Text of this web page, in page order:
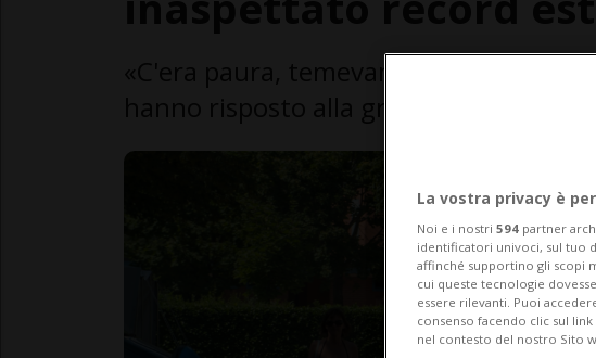
hanno risposto alla grande», esulta
La vostra privacy è
Noi e i nostri 594 partner
identificatori univoci, sul tuo
affinché supportino gli scopi
cui queste tecnologie
essere rilevanti. Puoi
consenso facendo clic sul
nel contesto del nostro Sito